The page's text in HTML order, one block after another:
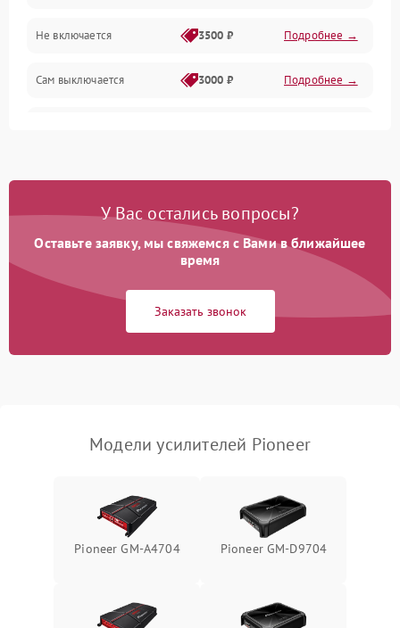
Не включается 3500 ₽ Подробнее →
Сам выключается 3000 ₽ Подробнее →
Ошибка платы питания 4000 ₽ Подробнее →
У Вас остались вопросы?
Оставьте заявку, мы свяжемся с Вами в ближайшее
время
Заказать звонок
Модели усилителей Pioneer
Pioneer GM-A4704 Pioneer GM-D9704